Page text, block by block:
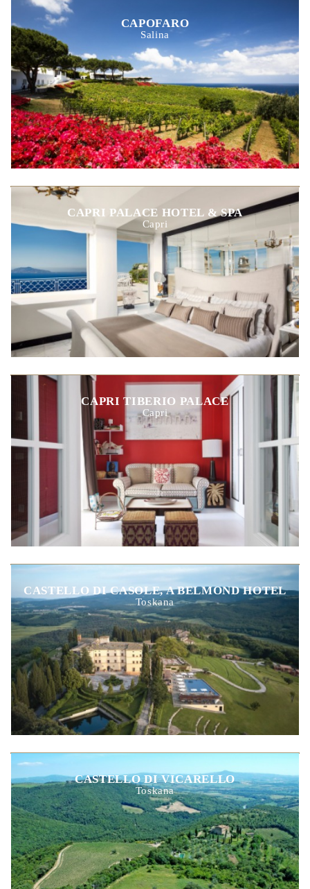
CAPOFARO
Salina
CAPRI PALACE HOTEL & SPA
Capri
CAPRI TIBERIO PALACE
Capri
CASTELLO DI CASOLE, A BELMOND HOTEL
Toskana
CASTELLO DI VICARELLO
Toskana